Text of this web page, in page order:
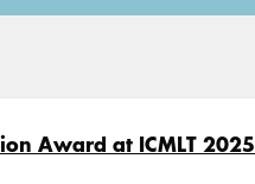
Award at ICMLT 2025